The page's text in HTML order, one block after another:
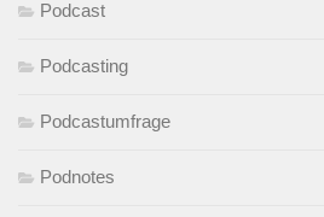
Podcast
Podcasting
Podcastumfrage
Podnotes